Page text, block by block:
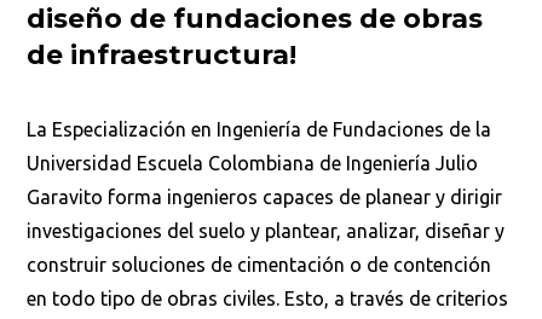
diseño de fundaciones de obras
de infraestructura!
La Especialización en Ingeniería de Fundaciones de la
Universidad Escuela Colombiana de Ingeniería Julio
Garavito forma ingenieros capaces de planear y dirigir
investigaciones del suelo y plantear, analizar, diseñar y
construir soluciones de cimentación o de contención
en todo tipo de obras civiles. Esto, a través de criterios